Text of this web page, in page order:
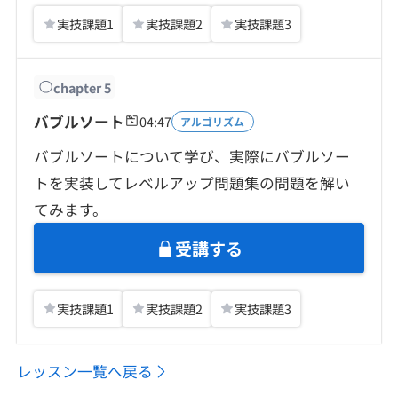
実技課題1 実技課題2 実技課題3
chapter5
バブルソート 04:47 アルゴリズム
バブルソートについて学び、実際にバブルソー
トを実装してレベルアップ問題集の問題を解い
てみます。
受講する
実技課題1 実技課題2 実技課題3
レッスン一覧へ戻る